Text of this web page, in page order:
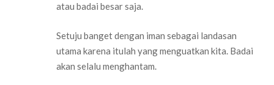
atau badai besar saja.
Setuju banget dengan iman sebagai landasan
utama karena itulah yang menguatkan kita. Badai
akan selalu menghantam.